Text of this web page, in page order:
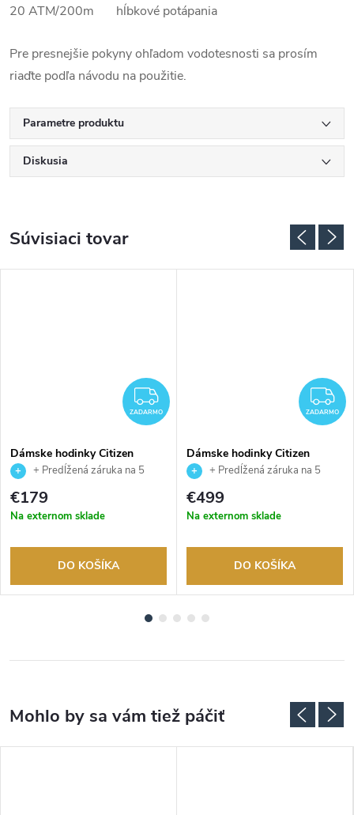
20 ATM/200m hĺbkové potápania
Pre presnejšie pokyny ohľadom vodotesnosti sa prosím
riaďte podľa návodu na použitie.
Parametre produktu
Diskusia
Súvisiaci tovar
ZADARMO
ZADARMO
Dámske hodinky Citizen
AW1821-89L
+ Predĺžená záruka na 5
rokov. Až 100 dní na vrátenie
tovaru. Autorizovaný predajca.
€179
Na externom sklade
DO KOŠÍKA
ZADARMO
Dámske hodinky Citizen
FC0010-55D
+ Predĺžená záruka na 5
rokov. Až 100 dní na vrátenie
tovaru. Autorizovaný predajca.
€499
Na externom sklade
DO KOŠÍKA